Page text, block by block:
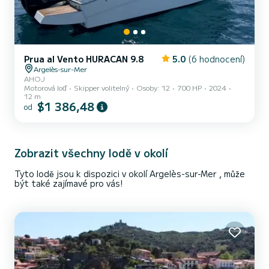
Prua al Vento HURACAN 9.8 5.0 (6 hodnocení)
Argelès-sur-Mer
AHOJ
Motorová loď
Skipper volitelný Osoby: 12 700 HP
2024
12 m
od $1 386,48
Zobrazit všechny lodě v okolí
Tyto lodě jsou k dispozici v okolí Argelès-sur-Mer , může
být také zajímavé pro vás!